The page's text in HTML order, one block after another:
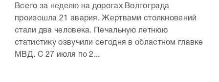
Всего за неделю на дорогах Волгограда
произошла 21 авария. Жертвами столкновений
стали два человека. Печальную летнюю
статистику озвучили сегодня в областном главке
МВД. С 27 июля по 2...